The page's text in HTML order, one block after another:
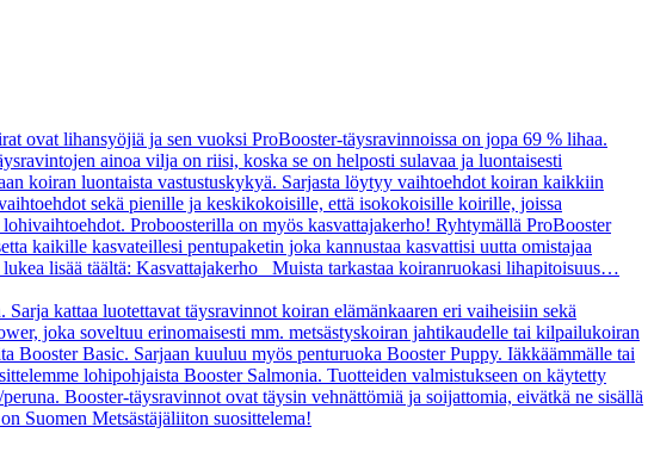
ovat lihansyöjiä ja sen vuoksi ProBooster-täysravinnoissa on jopa 69 % lihaa.
ainoa vilja on riisi, koska se on helposti sulavaa ja luontaisesti
koiran luontaista vastustuskykyä. Sarjasta löytyy vaihtoehdot koiran kaikkiin
sekä pienille ja keskikokoisille, että isokokoisille koirille, joissa
Proboosterilla on myös kasvattajakerho! Ryhtymällä ProBooster
kaikille kasvateillesi pentupaketin joka kannustaa kasvattisi uutta omistajaa
lisää täältä: Kasvattajakerho Muista tarkastaa koiranruokasi lihapitoisuus…
kattaa luotettavat täysravinnot koiran elämänkaaren eri vaiheisiin sekä
joka soveltuu erinomaisesti mm. metsästyskoiran jahtikaudelle tai kilpailukoiran
Booster Basic. Sarjaan kuuluu myös penturuoka Booster Puppy. Iäkkäämmälle tai
lohipohjaista Booster Salmonia. Tuotteiden valmistukseen on käytetty
Booster-täysravinnot ovat täysin vehnättömiä ja soijattomia, eivätkä ne sisällä
Suomen Metsästäjäliiton suosittelema!